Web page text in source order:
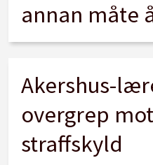
annan måte
Akershus-
overgrep
straffskyld